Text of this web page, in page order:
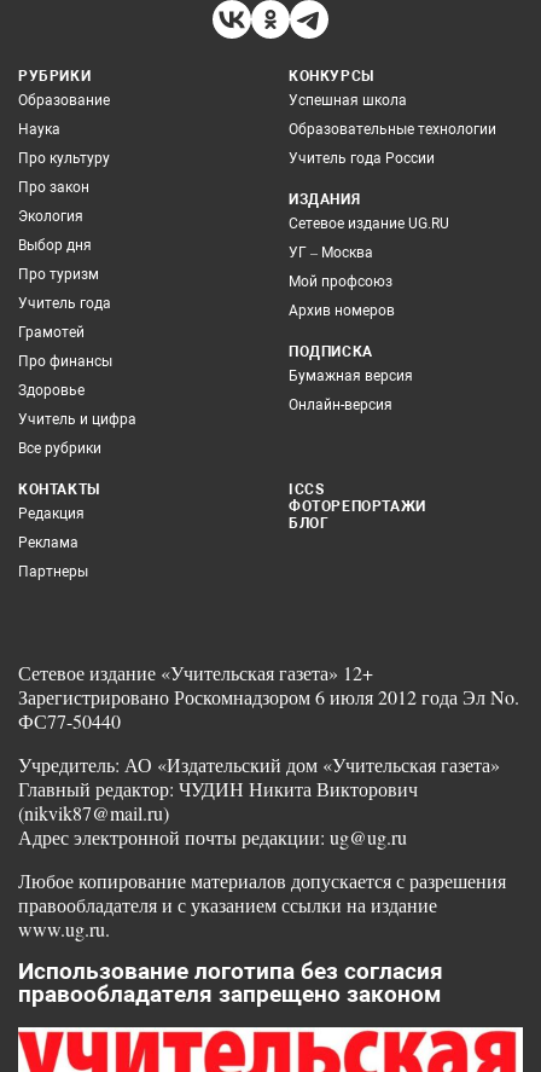
РУБРИКИ
Образование
Наука
Про культуру
Про закон
Экология
Выбор дня
Про туризм
Учитель года
Грамотей
Про финансы
Здоровье
Учитель и цифра
Все рубрики
КОНКУРСЫ
Успешная школа
Образовательные технологии
Учитель года России
ИЗДАНИЯ
Сетевое издание UG.RU
УГ – Москва
Мой профсоюз
Архив номеров
ПОДПИСКА
Бумажная версия
Онлайн-версия
КОНТАКТЫ
Редакция
Реклама
Партнеры
ICCS
ФОТОРЕПОРТАЖИ
БЛОГ
Сетевое издание «Учительская газета» 12+
Зарегистрировано Роскомнадзором 6 июля 2012 года Эл No.
ФС77-50440
Учредитель: АО «Издательский дом «Учительская газета»
Главный редактор: ЧУДИН Никита Викторович
(nikvik87@mail.ru)
Адрес электронной почты редакции: ug@ug.ru
Любое копирование материалов допускается с разрешения
правообладателя и с указанием ссылки на издание
www.ug.ru.
Использование логотипа без согласия
правообладателя запрещено законом